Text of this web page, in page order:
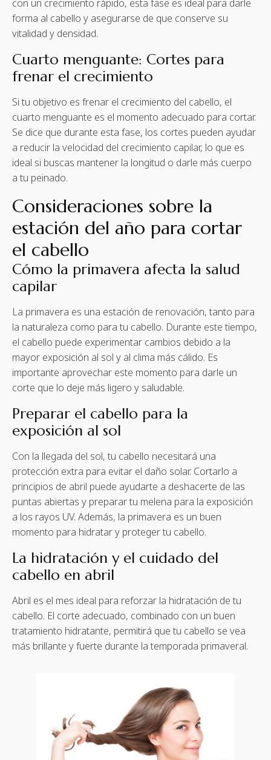
con un crecimiento rápido, esta fase es ideal para darle
forma al cabello y asegurarse de que conserve su
vitalidad y densidad.
Cuarto menguante: Cortes para
frenar el crecimiento
Si tu objetivo es frenar el crecimiento del cabello, el
cuarto menguante es el momento adecuado para cortar.
Se dice que durante esta fase, los cortes pueden ayudar
a reducir la velocidad del crecimiento capilar, lo que es
ideal si buscas mantener la longitud o darle más cuerpo
a tu peinado.
Consideraciones sobre la
estación del año para cortar
el cabello
Cómo la primavera afecta la salud
capilar
La primavera es una estación de renovación, tanto para
la naturaleza como para tu cabello. Durante este tiempo,
el cabello puede experimentar cambios debido a la
mayor exposición al sol y al clima más cálido. Es
importante aprovechar este momento para darle un
corte que lo deje más ligero y saludable.
Preparar el cabello para la
exposición al sol
Con la llegada del sol, tu cabello necesitará una
protección extra para evitar el daño solar. Cortarlo a
principios de abril puede ayudarte a deshacerte de las
puntas abiertas y preparar tu melena para la exposición
a los rayos UV. Además, la primavera es un buen
momento para hidratar y proteger tu cabello.
La hidratación y el cuidado del
cabello en abril
Abril es el mes ideal para reforzar la hidratación de tu
cabello. El corte adecuado, combinado con un buen
tratamiento hidratante, permitirá que tu cabello se vea
más brillante y fuerte durante la temporada primaveral.